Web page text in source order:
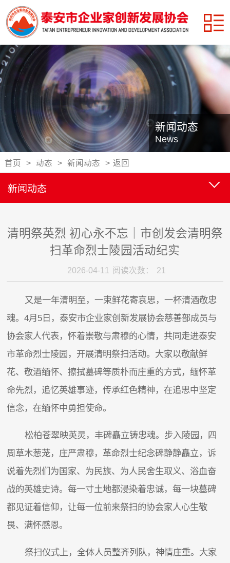
新闻动态
News
首页 > 动态 > 新闻动态 > 返回
新闻动态
清明祭英烈 初心永不忘｜市创发会清明祭
扫革命烈士陵园活动纪实
2026-04-11 阅读次数： 21
又是一年清明至，一束鲜花寄哀思，一杯清酒敬忠
魂。4月5日，泰安市企业家创新发展协会慈善部成员与
协会家人代表，怀着崇敬与肃穆的心情，共同走进泰安
市革命烈士陵园，开展清明祭扫活动。大家以敬献鲜
花、敬酒缅怀、擦拭墓碑等质朴而庄重的方式，缅怀革
命先烈，追忆英雄事迹，传承红色精神，在追思中坚定
信念，在缅怀中勇担使命。
松柏苍翠映英灵，丰碑矗立铸忠魂。步入陵园，四
周草木葱茏，庄严肃穆，革命烈士纪念碑静静矗立，诉
说着先烈们为国家、为民族、为人民舍生取义、浴血奋
战的英雄史诗。每一寸土地都浸染着忠诚，每一块墓碑
都见证着信仰，让每一位前来祭扫的协会家人心生敬
畏、满怀感恩。
祭扫仪式上，全体人员整齐列队，神情庄重。大家